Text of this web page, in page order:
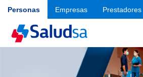
Personas Empresas Prestadores